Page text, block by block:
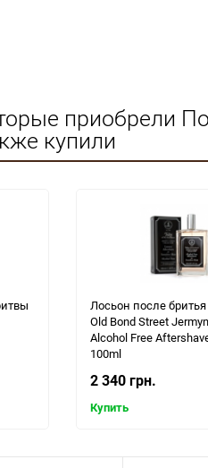
приобрели
купили
Лосьон после
Old Bond Street
Alcohol Free
100ml
2 340 грн.
Купить